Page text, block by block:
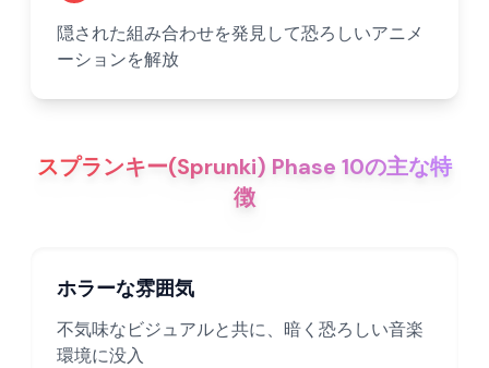
隠された組み合わせを発見して恐ろしいアニメ
ーションを解放
スプランキー(Sprunki) Phase 10の主な特
徴
ホラーな雰囲気
不気味なビジュアルと共に、暗く恐ろしい音楽
環境に没入